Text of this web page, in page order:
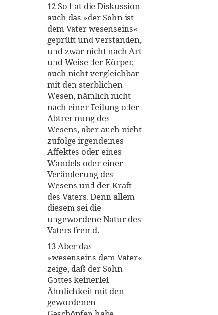
12 So hat die Diskussion
auch das »der Sohn ist
dem Vater wesenseins«
geprüft und verstanden,
und zwar nicht nach Art
und Weise der Körper,
auch nicht vergleichbar
mit den sterblichen
Wesen, nämlich nicht
nach einer Teilung oder
Abtrennung des
Wesens, aber auch nicht
zufolge irgendeines
Affektes oder eines
Wandels oder einer
Veränderung des
Wesens und der Kraft
des Vaters. Denn allem
diesem sei die
ungewordene Natur des
Vaters fremd.
13 Aber das
»wesenseins dem Vater«
zeige, daß der Sohn
Gottes keinerlei
Ähnlichkeit mit den
gewordenen